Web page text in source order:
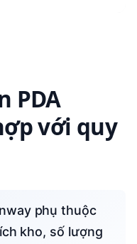
PDA
với quy
kho, số lượng